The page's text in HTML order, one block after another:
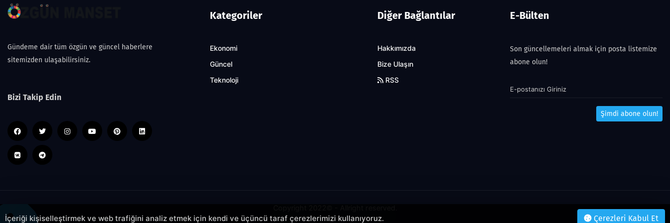
Gündeme dair tüm özgün ve güncel haberlere
sitemizden ulaşabilirsiniz.
Bizi Takip Edin
Kategoriler
Ekonomi
Güncel
Teknoloji
Diğer Bağlantılar
Hakkımızda
Bize Ulaşın
RSS
E-Bülten
Son güncellemeleri almak için posta listemize
abone olun!
Şimdi abone olun!
İçeriği kişiselleştirmek ve web trafiğini analiz etmek için kendi ve üçüncü taraf çerezlerimizi kullanıyoruz. Çerezleri Kabul Et